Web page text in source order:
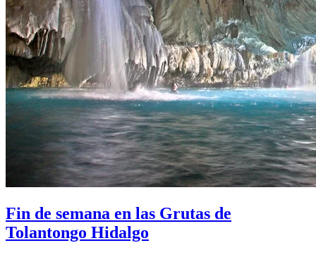
Fin de semana en las Grutas de
Tolantongo Hidalgo